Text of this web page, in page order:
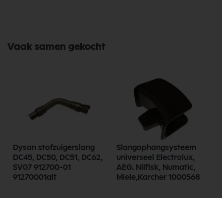
Vaak samen gekocht
Dyson stofzuigerslang
DC45, DC50, DC51, DC62,
SV07 912700-01
91270001alt
Slangophangsysteem
universeel Electrolux,
AEG. Nilfisk, Numatic,
Miele,Karcher 1000568